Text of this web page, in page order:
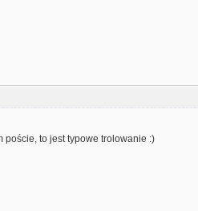
poście, to jest typowe trolowanie :)